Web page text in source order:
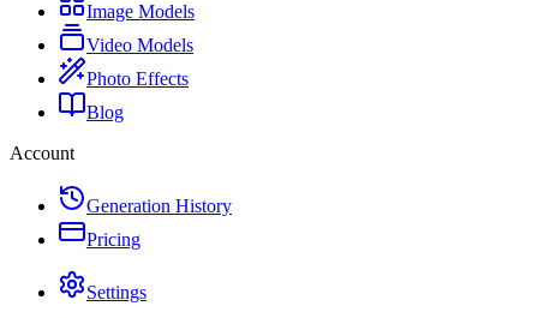
Image Models
Video Models
Photo Effects
Blog
Account
Generation History
Pricing
Settings